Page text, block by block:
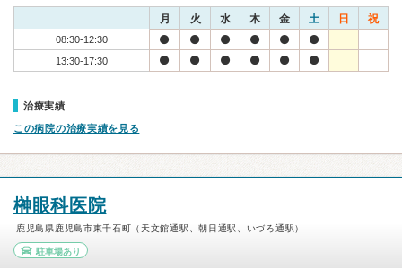
月 火 水 木 金 土 日 祝
08:30-12:30
13:30-17:30
治療実績
この病院の治療実績を見る
榊眼科医院
鹿児島県鹿児島市東千石町（天文館通駅、朝日通駅、いづろ通駅）
駐車場あり